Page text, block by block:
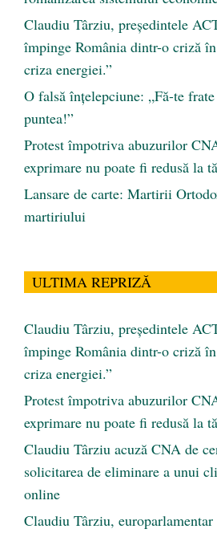
Claudiu Târziu, președintele
împinge România dintr-o criză
criza energiei.”
O falsă înțelepciune: „Fă-te
puntea!”
Protest împotriva abuzurilor
exprimare nu poate fi redusă la
Lansare de carte: Martirii
martiriului
ULTIMA REPRIZĂ
Claudiu Târziu, președintele
împinge România dintr-o criză
criza energiei.”
Protest împotriva abuzurilor
exprimare nu poate fi redusă la
Claudiu Târziu acuză CNA de
solicitarea de eliminare a unui
online
Claudiu Târziu, europarlamentar